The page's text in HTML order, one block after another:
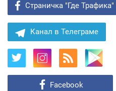
Страничка "Где Трафика"
Канал в Телеграме
Facebook